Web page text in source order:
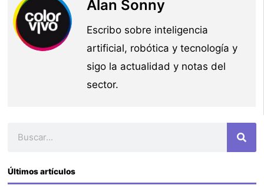
Alan Sonny
Escribo sobre inteligencia
artificial, robótica y tecnología y
sigo la actualidad y notas del
sector.
Últimos artículos